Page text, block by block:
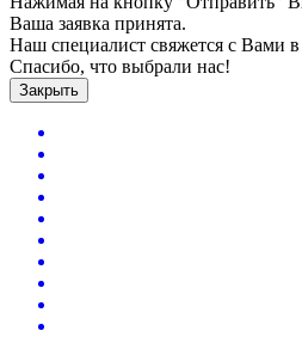
Ваша заявка принята.
Наш специалист свяжется с Вами
Спасибо, что выбрали нас!
Закрыть